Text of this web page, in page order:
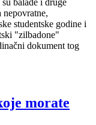
balade i druge
nepovratne,
studentske godine i
"zilbadone"
dokument tog
morate